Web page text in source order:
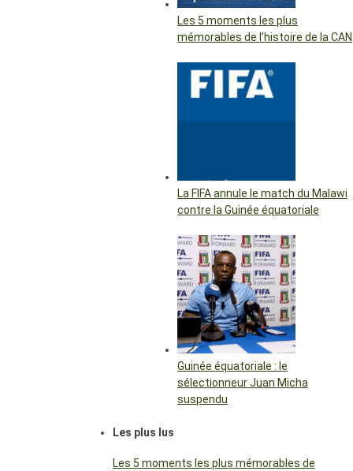
Les 5 moments les plus
mémorables de l’histoire de la CAN
La FIFA annule le match du Malawi
contre la Guinée équatoriale
Guinée équatoriale : le
sélectionneur Juan Micha
suspendu
Les plus lus
Les 5 moments les plus mémorables de